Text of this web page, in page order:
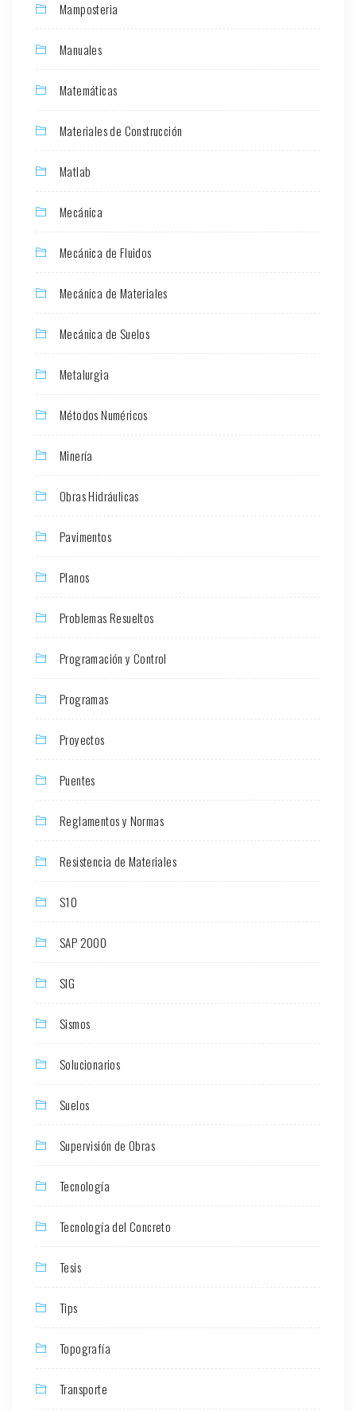
Mamposteria
Manuales
Matemáticas
Materiales de Construcción
Matlab
Mecánica
Mecánica de Fluidos
Mecánica de Materiales
Mecánica de Suelos
Metalurgia
Métodos Numéricos
Minería
Obras Hidráulicas
Pavimentos
Planos
Problemas Resueltos
Programación y Control
Programas
Proyectos
Puentes
Reglamentos y Normas
Resistencia de Materiales
S10
SAP 2000
SIG
Sismos
Solucionarios
Suelos
Supervisión de Obras
Tecnología
Tecnología del Concreto
Tesis
Tips
Topografía
Transporte